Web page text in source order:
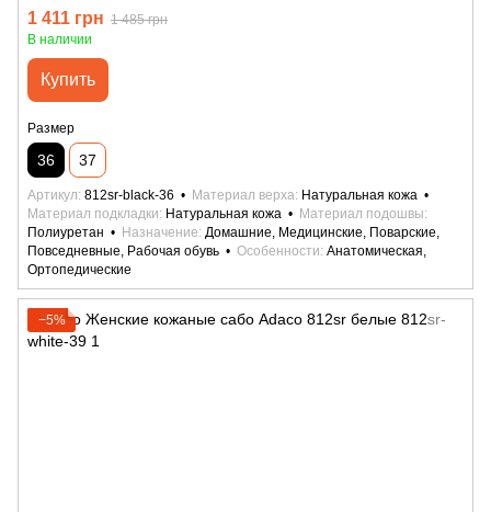
1 411 грн 1 485 грн
В наличии
Купить
Размер
36 37
Артикул 812sr-black-36 Материал верха Натуральная кожа
Материал подкладки
Натуральная кожа
Материал подошвы
Полиуретан
Назначение Домашние, Медицинские, Поварские,
Повседневные, Рабочая обувь
Особенности Анатомическая,
Ортопедические
−5%